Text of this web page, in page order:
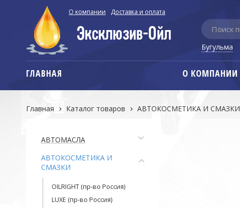
О компании Доставка и оплата
Бугульма
ГЛАВНАЯ О КОМПАНИИ
Главная Каталог товаров АВТОКОСМЕТИКА И СМАЗКИ
АВТОМАСЛА
АВТОКОСМЕТИКА И
СМАЗКИ
OILRIGHT (пр-во Россия)
LUXE (пр-во Россия)